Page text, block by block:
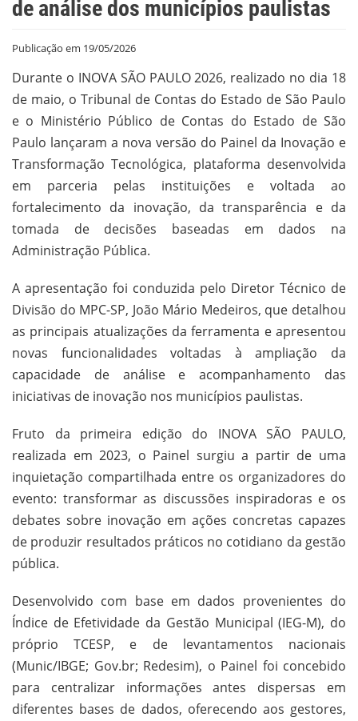
de análise dos municípios paulistas
Publicação em 19/05/2026
Durante o INOVA SÃO PAULO 2026, realizado no dia 18
de maio, o Tribunal de Contas do Estado de São Paulo
e o Ministério Público de Contas do Estado de São
Paulo lançaram a nova versão do Painel da Inovação e
Transformação Tecnológica, plataforma desenvolvida
em parceria pelas instituições e voltada ao
fortalecimento da inovação, da transparência e da
tomada de decisões baseadas em dados na
Administração Pública.
A apresentação foi conduzida pelo Diretor Técnico de
Divisão do MPC-SP, João Mário Medeiros, que detalhou
as principais atualizações da ferramenta e apresentou
novas funcionalidades voltadas à ampliação da
capacidade de análise e acompanhamento das
iniciativas de inovação nos municípios paulistas.
Fruto da primeira edição do INOVA SÃO PAULO,
realizada em 2023, o Painel surgiu a partir de uma
inquietação compartilhada entre os organizadores do
evento: transformar as discussões inspiradoras e os
debates sobre inovação em ações concretas capazes
de produzir resultados práticos no cotidiano da gestão
pública.
Desenvolvido com base em dados provenientes do
Índice de Efetividade da Gestão Municipal (IEG-M), do
próprio TCESP, e de levantamentos nacionais
(Munic/IBGE; Gov.br; Redesim), o Painel foi concebido
para centralizar informações antes dispersas em
diferentes bases de dados, oferecendo aos gestores,